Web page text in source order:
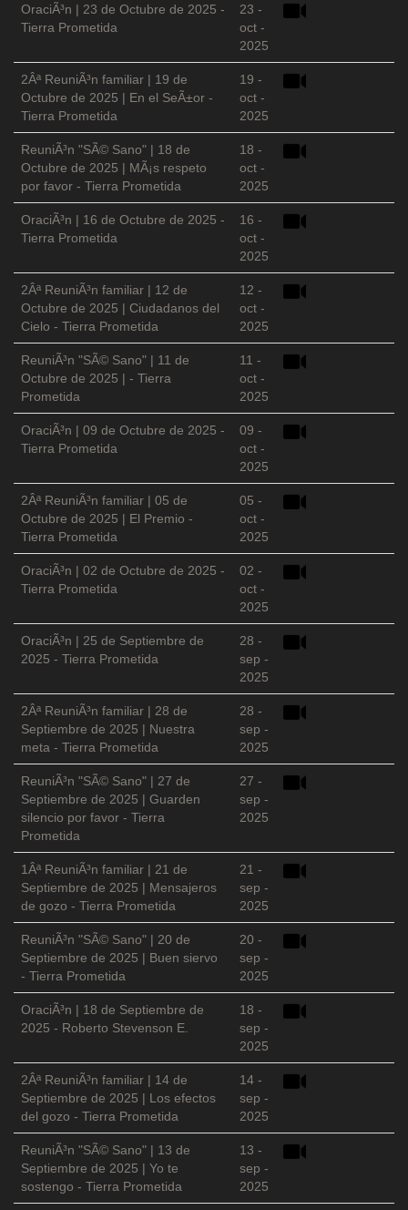
OraciÃ³n | 23 de Octubre de 2025 -
Tierra Prometida
23 -
oct -
2025
2Âª ReuniÃ³n familiar | 19 de
Octubre de 2025 | En el SeÃ±or -
Tierra Prometida
19 -
oct -
2025
ReuniÃ³n "SÃ© Sano" | 18 de
Octubre de 2025 | MÃ¡s respeto
por favor - Tierra Prometida
18 -
oct -
2025
OraciÃ³n | 16 de Octubre de 2025 -
Tierra Prometida
16 -
oct -
2025
2Âª ReuniÃ³n familiar | 12 de
Octubre de 2025 | Ciudadanos del
Cielo - Tierra Prometida
12 -
oct -
2025
ReuniÃ³n "SÃ© Sano" | 11 de
Octubre de 2025 | - Tierra
Prometida
11 -
oct -
2025
OraciÃ³n | 09 de Octubre de 2025 -
Tierra Prometida
09 -
oct -
2025
2Âª ReuniÃ³n familiar | 05 de
Octubre de 2025 | El Premio -
Tierra Prometida
05 -
oct -
2025
OraciÃ³n | 02 de Octubre de 2025 -
Tierra Prometida
02 -
oct -
2025
OraciÃ³n | 25 de Septiembre de
2025 - Tierra Prometida
28 -
sep -
2025
2Âª ReuniÃ³n familiar | 28 de
Septiembre de 2025 | Nuestra
meta - Tierra Prometida
28 -
sep -
2025
ReuniÃ³n "SÃ© Sano" | 27 de
Septiembre de 2025 | Guarden
silencio por favor - Tierra
Prometida
27 -
sep -
2025
1Âª ReuniÃ³n familiar | 21 de
Septiembre de 2025 | Mensajeros
de gozo - Tierra Prometida
21 -
sep -
2025
ReuniÃ³n "SÃ© Sano" | 20 de
Septiembre de 2025 | Buen siervo
- Tierra Prometida
20 -
sep -
2025
OraciÃ³n | 18 de Septiembre de
2025 - Roberto Stevenson E.
18 -
sep -
2025
2Âª ReuniÃ³n familiar | 14 de
Septiembre de 2025 | Los efectos
del gozo - Tierra Prometida
14 -
sep -
2025
ReuniÃ³n "SÃ© Sano" | 13 de
Septiembre de 2025 | Yo te
sostengo - Tierra Prometida
13 -
sep -
2025